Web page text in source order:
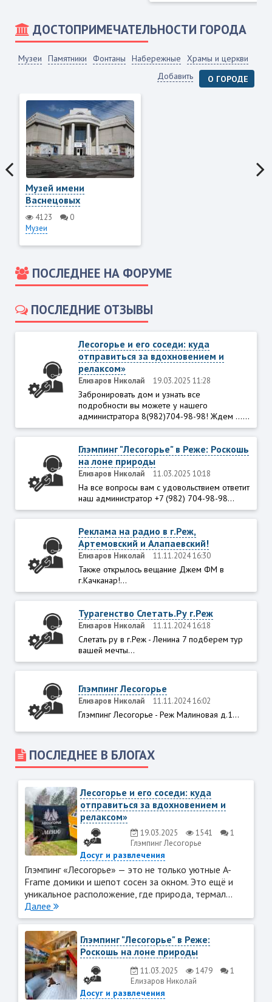
ДОСТОПРИМЕЧАТЕЛЬНОСТИ ГОРОДА
Музеи Памятники Фонтаны Набережные
Храмы и церкви
Добавить
О ГОРОДЕ
Музей имени
Васнецовых
4123
0
Музеи
ПОСЛЕДНЕЕ НА ФОРУМЕ
ПОСЛЕДНИЕ ОТЗЫВЫ
Лесогорье и его соседи: куда
отправиться за вдохновением и
релаксом»
Елизаров Николай 19.03.2025 11:28
Забронировать дом и узнать все
подробности вы можете у нашего
администратора 8(982)704-98-98! Ждем ......
Глэмпинг "Лесогорье" в Реже: Роскошь
на лоне природы
Елизаров Николай 11.03.2025 10:18
На все вопросы вам с удовольствием ответит
наш администратор +7 (982) 704-98-98...
Реклама на радио в г.Реж,
Артемовский и Алапаевский!
Елизаров Николай 11.11.2024 16:30
Также открылось вещание Джем ФМ в
г.Качканар!...
Турагенство Слетать.Ру г.Реж
Елизаров Николай 11.11.2024 16:18
Слетать ру в г.Реж - Ленина 7 подберем тур
вашей мечты...
Глэмпинг Лесогорье
Елизаров Николай 11.11.2024 16:02
Глэмпинг Лесогорье - Реж Малиновая д.1...
ПОСЛЕДНЕЕ В БЛОГАХ
Лесогорье и его соседи: куда
отправиться за вдохновением и
релаксом»
19.03.2025 1541
1
Глэмпинг Лесогорье
Досуг и развлечения
Глэмпинг «Лесогорье» — это не только уютные A-
Frame домики и шепот сосен за окном. Это ещё и
уникальное расположение, где природа, термал...
Далее
Глэмпинг "Лесогорье" в Реже:
Роскошь на лоне природы
11.03.2025 1479
1
Елизаров Николай
Досуг и развлечения